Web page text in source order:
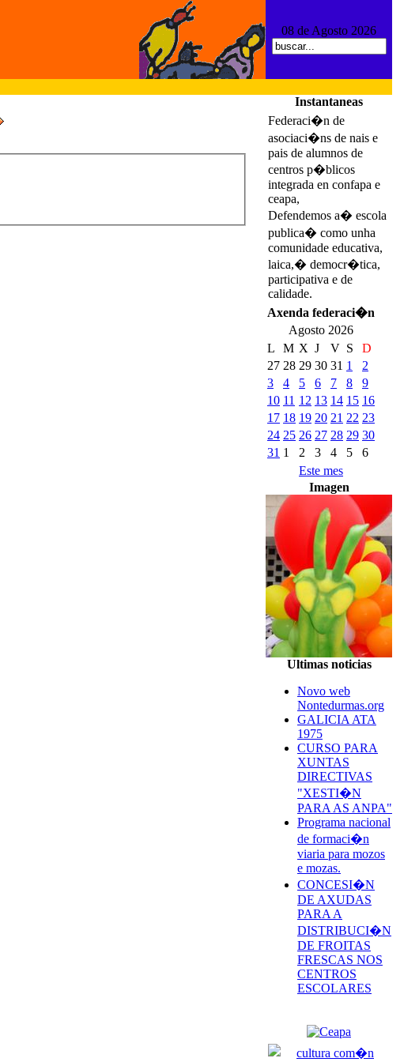
08 de Agosto 2026
Instantaneas
Federaci�n de
asociaci�ns de nais e
pais de alumnos de
centros p�blicos
integrada en confapa e
ceapa,
Defendemos a� escola
publica� como unha
comunidade educativa,
laica,� democr�tica,
participativa e de
calidade.
Axenda federaci�n
Agosto 2026
L
M X J V S
D
27 28 29 30 31 1
2
3
4 5 6 7 8
9
10 11 12 13 14 15 16
17 18 19 20 21 22 23
24 25 26 27 28 29 30
31 1 2 3 4 5
6
Este mes
Imagen
Ultimas noticias
Novo web
Nontedurmas.org
GALICIA ATA
1975
CURSO PARA
XUNTAS
DIRECTIVAS
"XESTI�N
PARA AS ANPA"
Programa nacional
de formaci�n
viaria para mozos
e mozas.
CONCESI�N
DE AXUDAS
PARA A
DISTRIBUCI�N
DE FROITAS
FRESCAS NOS
CENTROS
ESCOLARES